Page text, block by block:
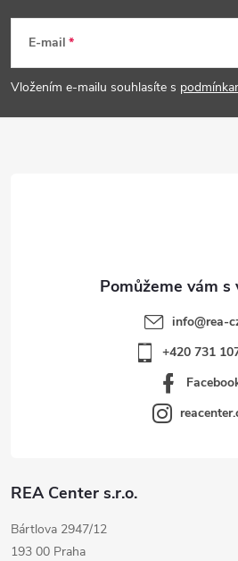
p
a
E-mail
Vložením e-mailu souhlasíte s
REA Center s.r.o.
Bártlova 2947/12
193 00 Praha
info@rea-
+420 731